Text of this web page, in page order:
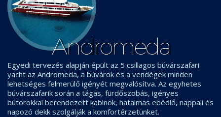
Andromeda
Egyedi tervezés alapján épült az 5 csillagos búvárszafari
yacht az Andromeda, a búvárok és a vendégek minden
lehetséges felmerülő igényét megvalósítva. Az egyhetes
búvárszafarik során a tágas, fürdőszobás, igényes
bútorokkal berendezett kabinok, hatalmas ebédlő, nappali és
napozó dekk szolgálják a komfortérzetünket.